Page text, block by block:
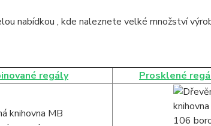
nabídkou , kde naleznete velké množství
regály Prosklené